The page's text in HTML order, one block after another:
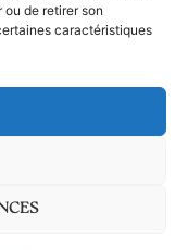
de retirer son
caractéristiques
bureaux
à 16 h 30